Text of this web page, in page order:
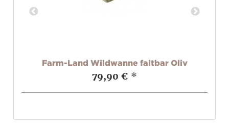
Farm-Land Wildwanne faltbar Oliv
79,90 € *